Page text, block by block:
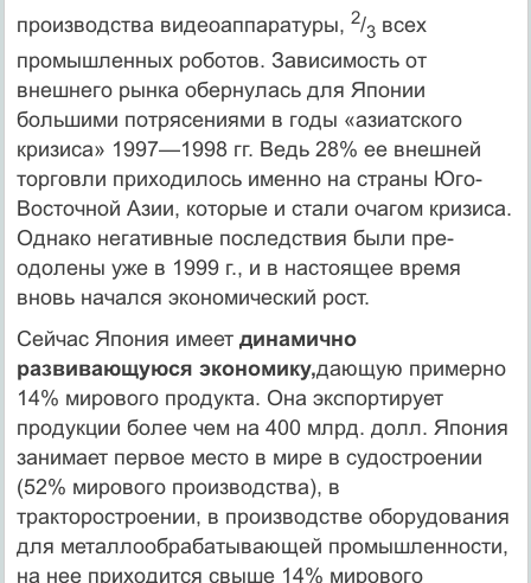
производства видеоаппаратуры, 2/3 всех
промышленных роботов. Зависимость от
внешнего рынка обернулась для Японии
большими потрясениями в годы «азиатского
кризиса» 1997—1998 гг. Ведь 28% ее внешней
тор­говли приходилось именно на страны Юго-
Восточной Азии, которые и стали очагом кризиса.
Однако негативные последствия были пре­
одолены уже в 1999 г., и в настоящее время
вновь начался экономи­ческий рост.
Сейчас Япония имеет динамично
развивающуюся экономику,даю­щую примерно
14% мирового продукта. Она экспортирует
продукции более чем на 400 млрд. долл. Япония
занимает первое место в мире в судостроении
(52% мирового производства), в
тракторостроении, в производстве оборудования
для металлообрабатывающей промыш­ленности,
на нее приходится свыше 14% мирового